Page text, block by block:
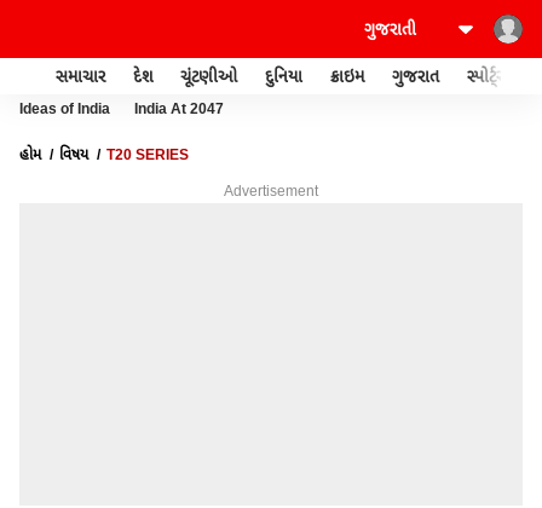
સમાચાર દેશ ચૂંટણીઓ દુનિયા ક્રાઇમ ગુજરાત સ્પોર્ટ્સ
Ideas of India India At 2047
હોમ વિષય T20 SERIES
Advertisement